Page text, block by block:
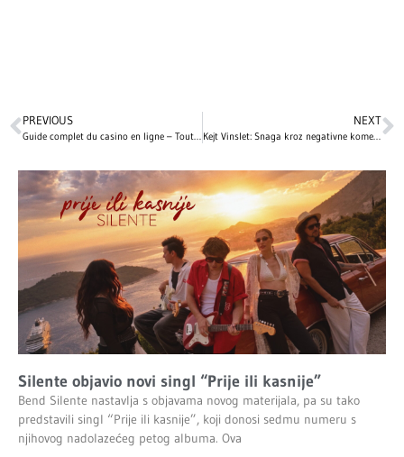
PREVIOUS NEXT
Kejt Vinslet: Snaga kroz negativne komentare i pritiske
Silente objavio novi singl “Prije ili kasnije”
Bend Silente nastavlja s objavama novog materijala, pa su tako
predstavili singl “Prije ili kasnije”, koji donosi sedmu numeru s
njihovog nadolazećeg petog albuma. Ova